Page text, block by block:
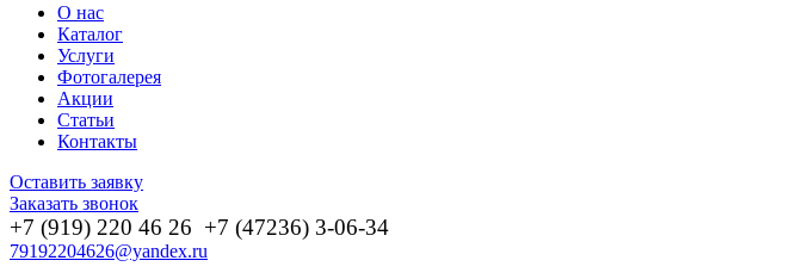
О нас
Каталог
Услуги
Фотогалерея
Акции
Статьи
Контакты
Оставить заявку
Заказать звонок
+7 (919) 220 46 26 +7 (47236) 3-06-34
79192204626@yandex.ru